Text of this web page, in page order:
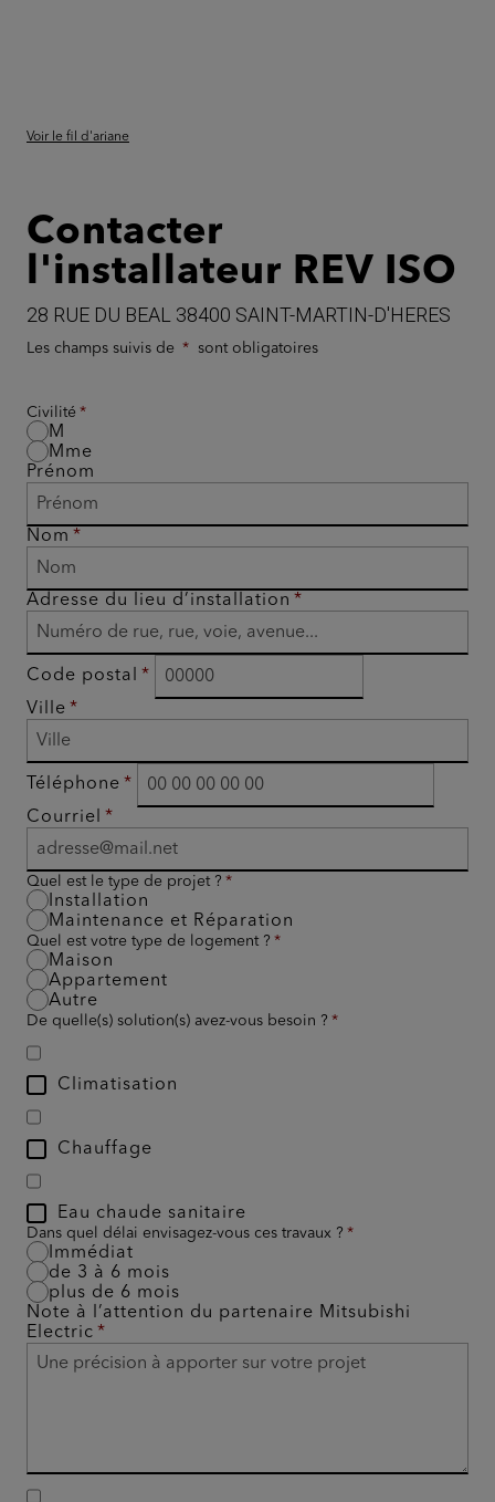
Voir le fil d'ariane
Contacter
l'installateur REV ISO
28 RUE DU BEAL 38400 SAINT-MARTIN-D'HERES
Les champs suivis de sont obligatoires
Civilité
M
Mme
Prénom
Nom
Adresse du lieu d’installation
Code postal
Ville
Téléphone
Courriel
Quel est le type de projet ?
Installation
Maintenance et Réparation
Quel est votre type de logement ?
Maison
Appartement
Autre
De quelle(s) solution(s) avez-vous besoin ?
Climatisation
Chauffage
Eau chaude sanitaire
Dans quel délai envisagez-vous ces travaux ?
Immédiat
de 3 à 6 mois
plus de 6 mois
Note à l’attention du partenaire Mitsubishi
Electric